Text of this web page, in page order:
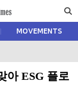
MOVEMENTS
아 ESG 플로